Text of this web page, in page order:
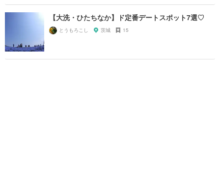
【大洗・ひたちなか】ド定番デートスポット7選♡
とうもろこし 茨城 15